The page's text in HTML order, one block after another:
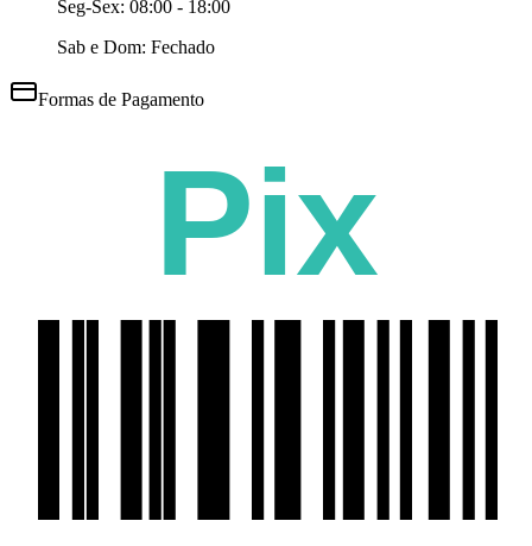
Seg-Sex: 08:00 - 18:00
Sab e Dom: Fechado
Formas de Pagamento
Pix